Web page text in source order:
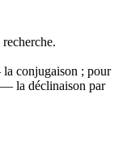
conjugaison ; pour
— la déclinaison par